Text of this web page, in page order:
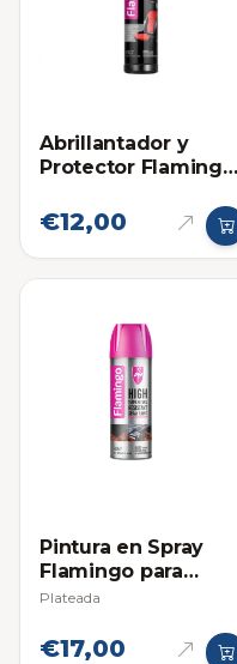
Abrillantador y
Protector Flamingo
Plasticos, Cueros y
Cauchos 295ml
€12,00
Pintura en Spray
Flamingo para
Altas Temperaturas
Plateada
€17,00